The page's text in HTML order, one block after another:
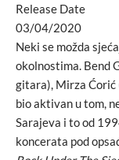
Release Date
03/04/2020
Neki se možda
okolnostima. Bend
gitara), Mirza Ćorić
bio aktivan u tom,
Sarajeva i to od
koncerata pod